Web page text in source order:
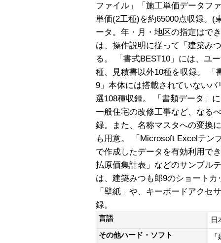
ファイル」「施工単価データフ
単価(2工種)を約65000点収録。(
ータ。年・月・地区の指定はで
は、操作説明に従って「建築み
る。 「書式BEST10」には、ユ
種、見積書以外10種を収録。 「
9」本体には搭載されていない
選108種収録。 「書類データ」
一般住宅の改修工事など、なる
録。また、名称マスタへの変換
も用意。 「Microsoft Excelテン
で作成したデータを有効利用で
払原価集計表」などのサンプル
は、建築みつも郎9のショート
「壁紙」や、キーボードアクセ
録。
言語
日
その他ハード・ソフト